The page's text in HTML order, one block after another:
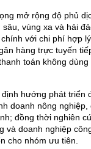
mở rộng độ phủ
vùng xa và hải
với chi phí hợp
hàng trực tuyến
toán không
hướng phát triển
doanh nông nghiệp,
đồng thời nghiên
và doanh nghiệp
cho nhóm ưu tiên.